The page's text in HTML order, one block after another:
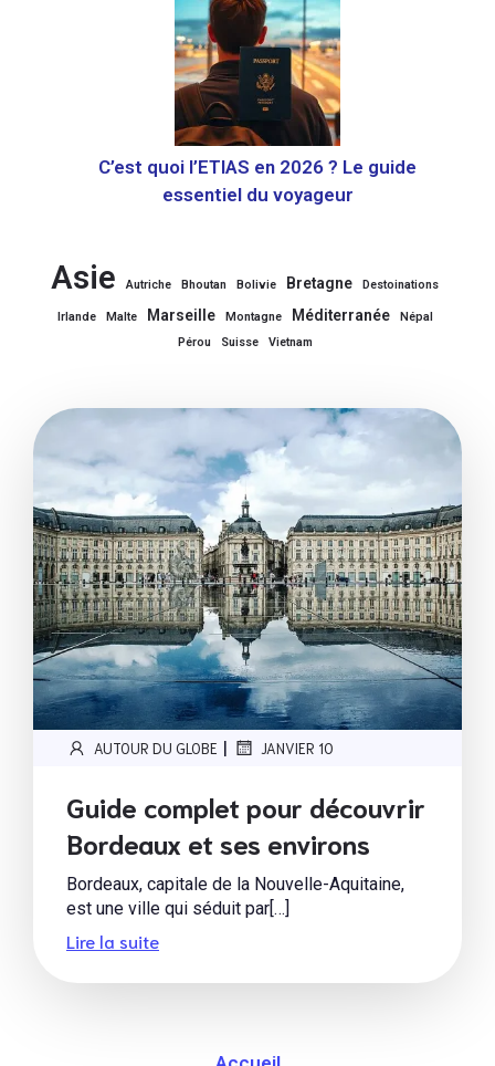
C’est quoi l’ETIAS en 2026 ? Le guide
essentiel du voyageur
Asie Autriche Bhoutan Bolivie Bretagne Destoinations
Irlande Malte Marseille Montagne Méditerranée
Népal
Pérou
Suisse Vietnam
AUTOUR DU GLOBE | JANVIER 10
Guide complet pour découvrir
Bordeaux et ses environs
Bordeaux, capitale de la Nouvelle-Aquitaine,
est une ville qui séduit par[…]
Lire la suite